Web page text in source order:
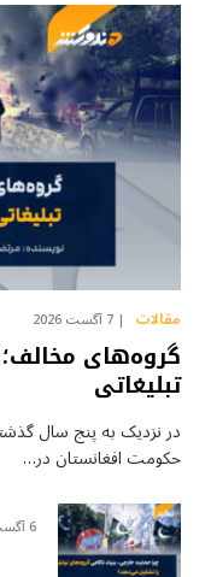
مقالات 7 آگست 2026
گروه‌های
تبلیغاتی
در نزدیک به پنج سال
حکومت افغانستان در…
6 آگست 2026